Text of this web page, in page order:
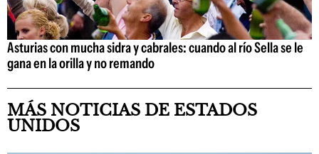
Asturias con mucha sidra y cabrales: cuando al río Sella se le
gana en la orilla y no remando
MÁS NOTICIAS DE ESTADOS
UNIDOS